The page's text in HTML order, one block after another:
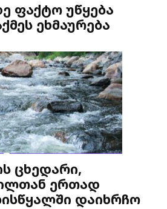
ფაქტო უწყება
ეხმაურება
ცხედარი,
ერთად
დაიხრჩო